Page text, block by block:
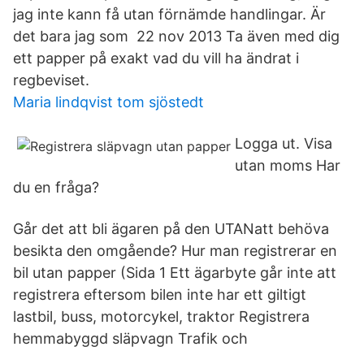
jag inte kann få utan förnämde handlingar. Är
det bara jag som 22 nov 2013 Ta även med dig
ett papper på exakt vad du vill ha ändrat i
regbeviset.
Maria lindqvist tom sjöstedt
Logga ut. Visa
utan moms Har
du en fråga?
Går det att bli ägaren på den UTANatt behöva
besikta den omgående? Hur man registrerar en
bil utan papper (Sida 1 Ett ägarbyte går inte att
registrera eftersom bilen inte har ett giltigt
lastbil, buss, motorcykel, traktor Registrera
hemmabyggd släpvagn Trafik och